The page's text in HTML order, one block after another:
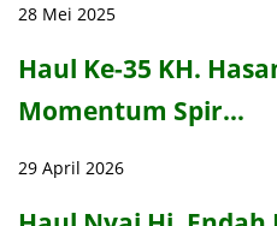
28 Mei 2025
Haul Ke-35 KH.
Momentum Spir…
29 April 2026